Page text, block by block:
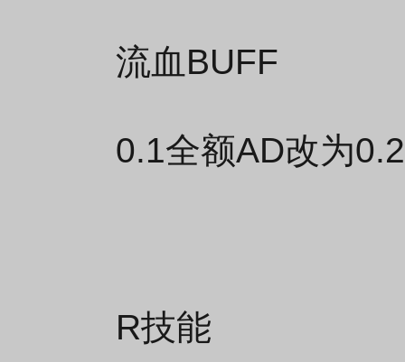
流血BUFF
0.1全额AD改为
R技能